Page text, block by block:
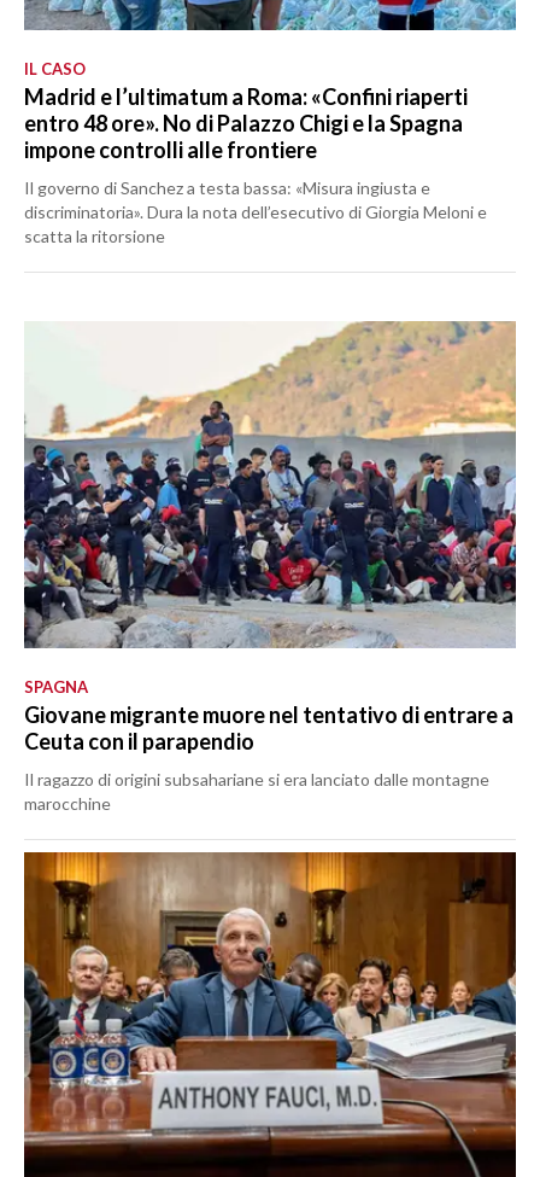
IL CASO
Madrid e l’ultimatum a Roma: «Confini riaperti
entro 48 ore». No di Palazzo Chigi e la Spagna
impone controlli alle frontiere
Il governo di Sanchez a testa bassa: «Misura ingiusta e
discriminatoria». Dura la nota dell’esecutivo di Giorgia Meloni e
scatta la ritorsione
SPAGNA
Giovane migrante muore nel tentativo di entrare a
Ceuta con il parapendio
Il ragazzo di origini subsahariane si era lanciato dalle montagne
marocchine